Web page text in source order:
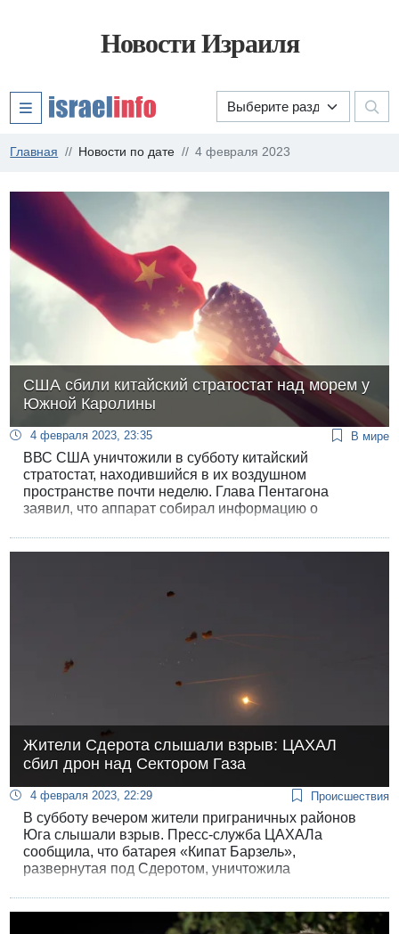
Новости Израиля
Главная Новости по дате 4 февраля 2023
США сбили китайский стратостат над морем у
Южной Каролины
4 февраля 2023, 23:35 В мире
ВВС США уничтожили в субботу китайский
стратостат, находившийся в их воздушном
пространстве почти неделю. Глава Пентагона
заявил, что аппарат собирал информацию о
Военные не хотели сбивать его над сушей и
Жители Сдерота слышали взрыв: ЦАХАЛ
сбил дрон над Сектором Газа
4 февраля 2023, 22:29 Происшествия
В субботу вечером жители приграничных районов
Юга слышали взрыв. Пресс-служба ЦАХАЛа
сообщила, что батарея «Кипат Барзель»,
развернутая под Сдеротом, уничтожила
Газа.